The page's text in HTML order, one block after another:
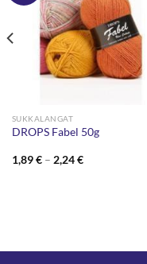
SUKKALANGAT
DROPS Fabel 50g
1,89€ – 2,24€Hintaluokka: